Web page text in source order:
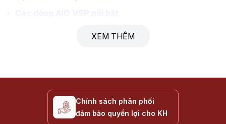
Liên hệ & Mua hàng
Giới thiệu Máy tính AIO VSP
XEM THÊM
Chính sách phân phối
đảm bảo quyền lợi cho KH